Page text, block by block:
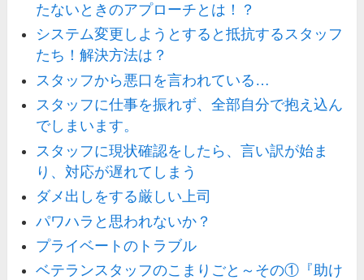
たないときのアプローチとは！？
システム変更しようとすると抵抗するスタッフ
たち！解決方法は？
スタッフから悪口を言われている…
スタッフに仕事を振れず、全部自分で抱え込ん
でしまいます。
スタッフに現状確認をしたら、言い訳が始ま
り、対応が遅れてしまう
ダメ出しをする厳しい上司
パワハラと思われないか？
プライベートのトラブル
ベテランスタッフのこまりごと～その①『助け